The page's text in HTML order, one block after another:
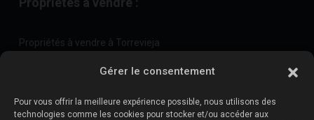
Gérer le consentement
Pour vous offrir la meilleure expérience possible, nous utilisons des
technologies comme les cookies pour stocker et/ou accéder aux
Propriétés à vendre à Torrevieja